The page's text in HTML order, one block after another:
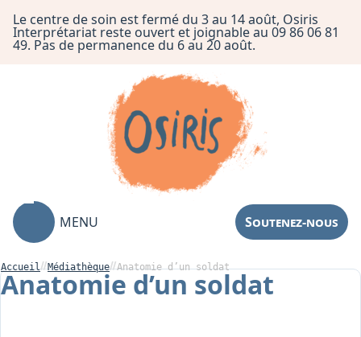
Le centre de soin est fermé du 3 au 14 août, Osiris
Interprétariat reste ouvert et joignable au 09 86 06 81
49. Pas de permanence du 6 au 20 août.
MENU Soutenez-nous
Accueil Médiathèque Anatomie d’un soldat
Anatomie d’un soldat